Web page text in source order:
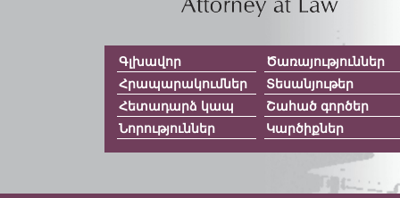
Գլխավոր
Ծառայություններ
Հրապարակումներ
Տեսանյութեր
Հետադարձ կապ
Շահած գործեր
Նորություններ
Կարծիքներ